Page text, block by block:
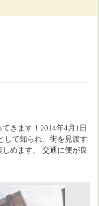
きます！2014年4月1日
して知られ、街を見渡す
めます。 交通に便が良